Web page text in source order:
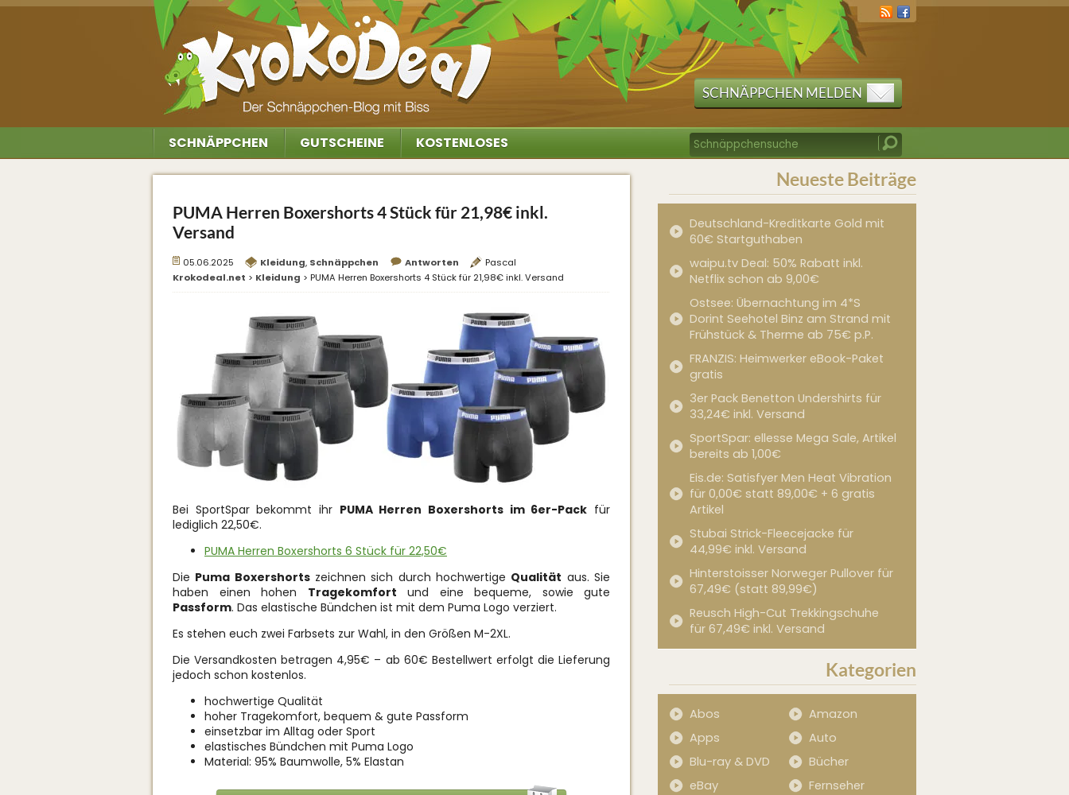
SCHNÄPPCHEN MELDEN
SCHNÄPPCHEN GUTSCHEINE KOSTENLOSES
PUMA Herren Boxershorts 4 Stück für 21,98€ inkl.
Versand
05.06.2025 Kleidung, Schnäppchen Antworten
Pascal
Krokodeal.net > Kleidung > PUMA Herren Boxershorts 4 Stück für 21,98€ inkl. Versand
Bei SportSpar bekommt ihr PUMA Herren Boxershorts im 6er-Pack für
lediglich 22,50€.
PUMA Herren Boxershorts 6 Stück für 22,50€
Die Puma Boxershortszeichnen sich durch hochwertige Qualität aus. Sie
haben einen hohen Tragekomfort und eine bequeme, sowie gute
Passform. Das elastische Bündchen ist mit dem Puma Logo verziert.
Es stehen euch zwei Farbsets zur Wahl, in den Größen M-2XL.
Die Versandkosten betragen 4,95€ – ab 60€ Bestellwert erfolgt die Lieferung
jedoch schon kostenlos.
hochwertige Qualität
hoher Tragekomfort, bequem & gute Passform
einsetzbar im Alltag oder Sport
elastisches Bündchen mit Puma Logo
Material: 95% Baumwolle, 5% Elastan
Neueste Beiträge
Deutschland-Kreditkarte Gold mit
60€ Startguthaben
waipu.tv Deal: 50% Rabatt inkl.
Netflix schon ab 9,00€
Ostsee: Übernachtung im 4*S
Dorint Seehotel Binz am Strand mit
Frühstück & Therme ab 75€ p.P.
FRANZIS: Heimwerker eBook-Paket
gratis
3er Pack Benetton Undershirts für
33,24€ inkl. Versand
SportSpar: ellesse Mega Sale, Artikel
bereits ab 1,00€
Eis.de: Satisfyer Men Heat Vibration
für 0,00€ statt 89,00€ + 6 gratis
Artikel
Stubai Strick-Fleecejacke für
44,99€ inkl. Versand
Hinterstoisser Norweger Pullover für
67,49€ (statt 89,99€)
Reusch High-Cut Trekkingschuhe
für 67,49€ inkl. Versand
Kategorien
Abos
Amazon
Apps
Auto
Blu-ray & DVD
Bücher
eBay
Fernseher